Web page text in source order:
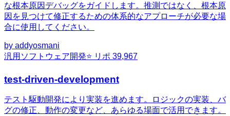
な根本原因デバッグをガイドします。推測ではなく、根本原
因を見つけて修正するための体系的なアプローチが必要な場
合に使用してください。
by addyosmani
汎用 ソフトウェア開発⭐ リポ 39,967
test-driven-development
テスト駆動開発により実装を進めます。ロジックの実装、バ
グの修正、動作の変更など、あらゆる場面で活用できます。